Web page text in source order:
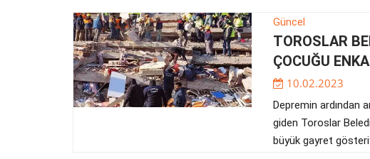
Güncel
TOROSLAR
ÇOCUĞU
10.02.2023
Depremin ardından
giden Toroslar
büyük gayret